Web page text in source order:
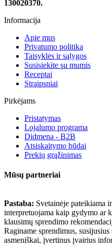
130020370.
Informacija
Apie mus
Privatumo politika
Taisyklės ir sąlygos
Susisiekite su mumis
Receptai
Straipsniai
Pirkėjams
Pristatymas
Lojalumo programa
Didmena - B2B
Atsiskaitymo būdai
Prekių grąžinimas
Mūsų partneriai
Pastaba: Svetainėje pateikiama
interpretuojama kaip gydymo ar
klausimų sprendimo
Raginame sprendimus,
asmeniškai, įvertinus įvairius